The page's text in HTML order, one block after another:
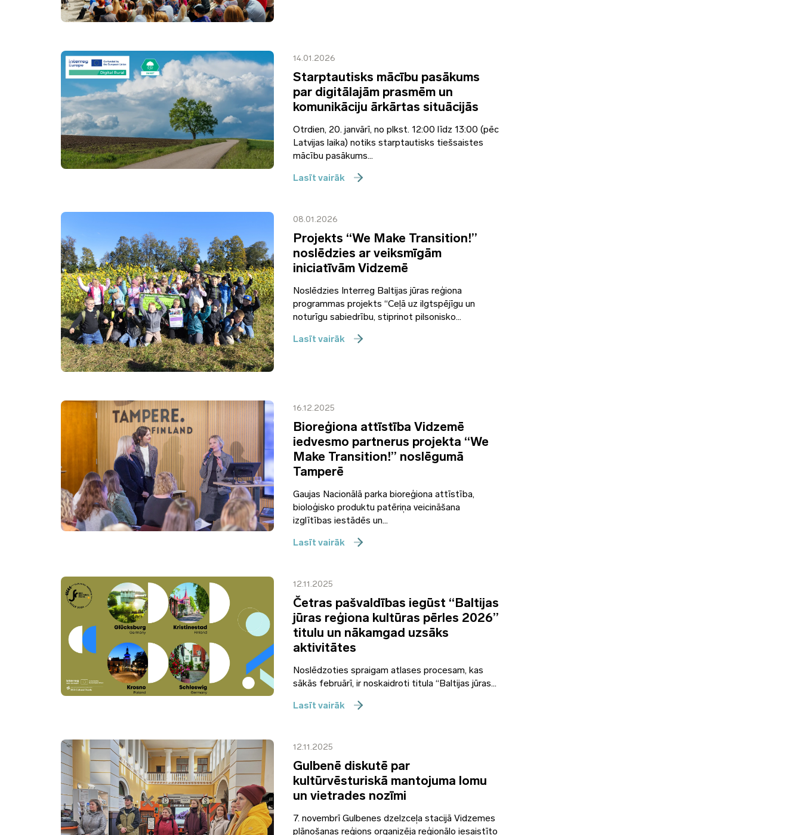
14.01.2026
Starptautisks mācību pasākums
par digitālajām prasmēm un
komunikāciju ārkārtas situācijās
Otrdien, 20. janvārī, no plkst. 12:00 līdz 13:00 (pēc
Latvijas laika) notiks starptautisks tiešsaistes
mācību pasākums...
Lasīt vairāk
08.01.2026
Projekts “We Make Transition!”
noslēdzies ar veiksmīgām
iniciatīvām Vidzemē
Noslēdzies Interreg Baltijas jūras reģiona
programmas projekts “Ceļā uz ilgtspējīgu un
noturīgu sabiedrību, stiprinot pilsonisko...
Lasīt vairāk
16.12.2025
Bioreģiona attīstība Vidzemē
iedvesmo partnerus projekta “We
Make Transition!” noslēgumā
Tamperē
Gaujas Nacionālā parka bioreģiona attīstība,
bioloģisko produktu patēriņa veicināšana
izglītības iestādēs un...
Lasīt vairāk
12.11.2025
Četras pašvaldības iegūst “Baltijas
jūras reģiona kultūras pērles 2026”
titulu un nākamgad uzsāks
aktivitātes
Noslēdzoties spraigam atlases procesam, kas
sākās februārī, ir noskaidroti titula “Baltijas jūras...
Lasīt vairāk
12.11.2025
Gulbenē diskutē par
kultūrvēsturiskā mantojuma lomu
un vietrades nozīmi
7. novembrī Gulbenes dzelzceļa stacijā Vidzemes
plānošanas reģions organizēja reģionālo iesaistīto